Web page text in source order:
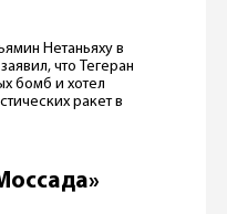
Нетаньяху в
что Тегеран
бомб и хотел
ракет в